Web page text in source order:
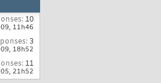
10
11h46
3
18h52
11
21h52